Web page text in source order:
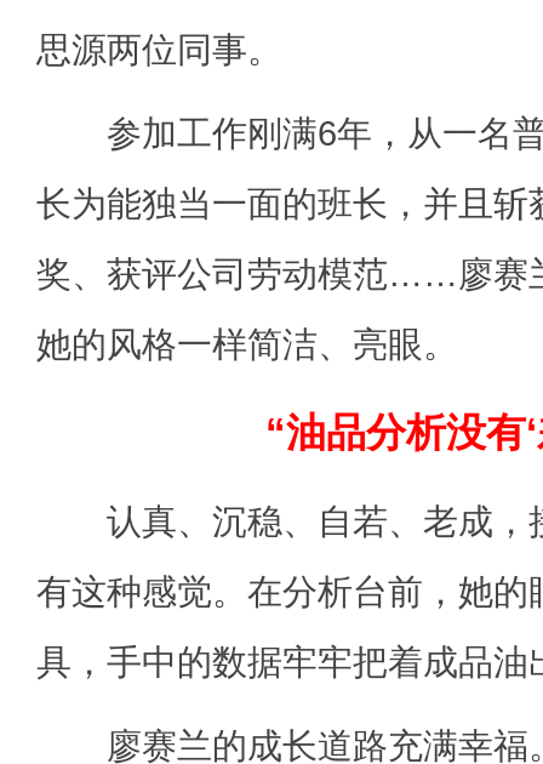
思源两位同事。
参加工作刚满6年，从一名普
长为能独当一面的班长，并且斩
奖、获评公司劳动模范……廖赛
她的风格一样简洁、亮眼。
“油品分析没有
认真、沉稳、自若、老成，
有这种感觉。在分析台前，她的
具，手中的数据牢牢把着成品油
廖赛兰的成长道路充满幸福